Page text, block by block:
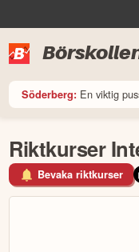
Söderberg: En viktig
Riktkurser
Bevaka riktkurser